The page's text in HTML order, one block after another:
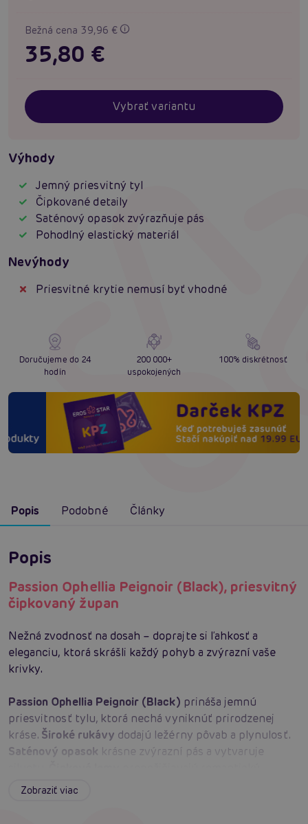
Bežná cena 39,96 €
35,80 €
Vybrať variantu
Výhody
Jemný priesvitný tyl
Čipkované detaily
Saténový opasok zvýrazňuje pás
Pohodlný elastický materiál
Nevýhody
Priesvitné krytie nemusí byť vhodné
Doručujeme do 24
hodín
200 000+
uspokojených
100% diskrétnosť
Popis Podobné Články
Popis
Passion Ophellia Peignoir (Black), priesvitný
čipkovaný župan
Nežná zvodnosť na dosah – doprajte si ľahkosť a
eleganciu, ktorá skrášli každý pohyb a zvýrazní vaše
krivky.
Passion Ophellia Peignoir (Black) prináša jemnú
priesvitnosť tylu, ktorá nechá vyniknúť prirodzenej
kráse. Široké rukávy dodajú ležérny pôvab a plynulosť.
Saténový opasok krásne zvýrazní pás a vytvaruje
akcent, ktorý pohladí zrak aj dotyk. V balení nájdete aj
Zobraziť viac